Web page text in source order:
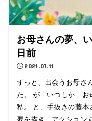
お母さんの夢、
日前
2021.07.11
ずっと、出会うお母さ
た。 が、いつしか、お
私。 と、手抜きの藤本
夢を描き、アクション